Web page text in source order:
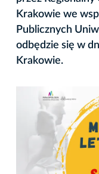
Krakowie we
Publicznych
odbędzie się w
Krakowie.